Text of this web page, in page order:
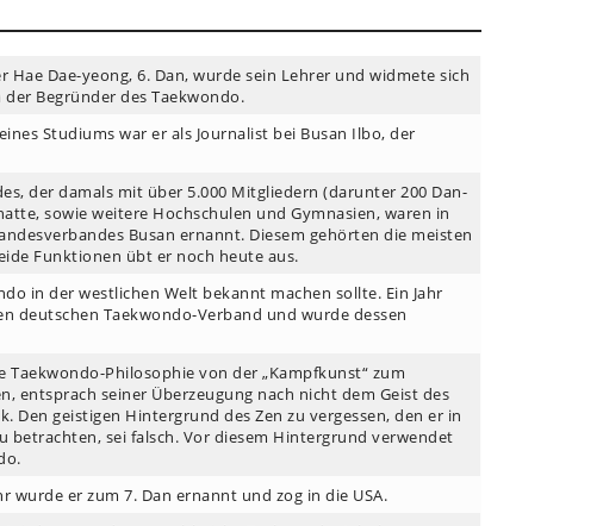
Dae-yeong, 6. Dan, wurde sein Lehrer und widmete sich
Begründer des Taekwondo.
Studiums war er als Journalist bei Busan Ilbo, der
der damals mit über 5.000 Mitgliedern (darunter 200 Dan-
sowie weitere Hochschulen und Gymnasien, waren in
Busan ernannt. Diesem gehörten die meisten
Funktionen übt er noch heute aus.
in der westlichen Welt bekannt machen sollte. Ein Jahr
deutschen Taekwondo-Verband und wurde dessen
Philosophie von der „Kampfkunst“ zum
entsprach seiner Überzeugung nach nicht dem Geist des
Den geistigen Hintergrund des Zen zu vergessen, den er in
betrachten, sei falsch. Vor diesem Hintergrund verwendet
wurde er zum 7. Dan ernannt und zog in die USA.